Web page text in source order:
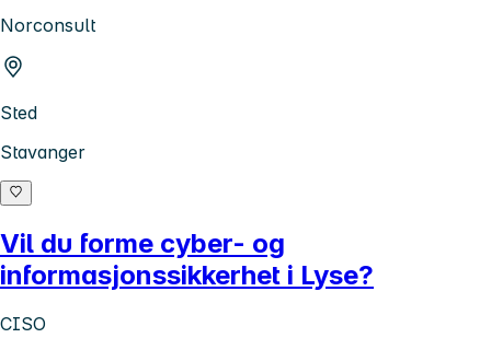
Norconsult
Sted
Stavanger
Vil du forme cyber- og
informasjonssikkerhet i Lyse?
CISO